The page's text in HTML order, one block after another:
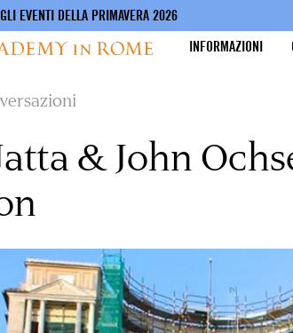
EVENTI DELLA PRIMAVERA 2026
INFORMAZIONI
& John